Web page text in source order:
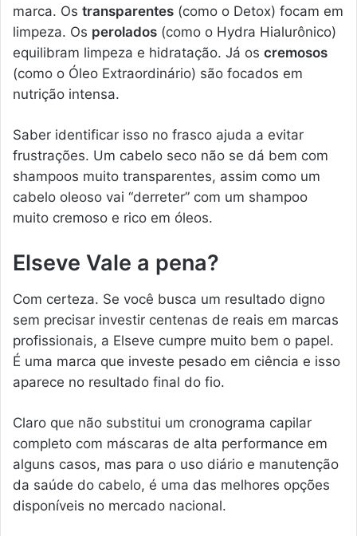
marca. Os transparentes (como o Detox) focam em
limpeza. Os perolados (como o Hydra Hialurônico)
equilibram limpeza e hidratação. Já os cremosos
(como o Óleo Extraordinário) são focados em
nutrição intensa.
Saber identificar isso no frasco ajuda a evitar
frustrações. Um cabelo seco não se dá bem com
shampoos muito transparentes, assim como um
cabelo oleoso vai “derreter” com um shampoo
muito cremoso e rico em óleos.
Elseve Vale a pena?
Com certeza. Se você busca um resultado digno
sem precisar investir centenas de reais em marcas
profissionais, a Elseve cumpre muito bem o papel.
É uma marca que investe pesado em ciência e isso
aparece no resultado final do fio.
Claro que não substitui um cronograma capilar
completo com máscaras de alta performance em
alguns casos, mas para o uso diário e manutenção
da saúde do cabelo, é uma das melhores opções
disponíveis no mercado nacional.